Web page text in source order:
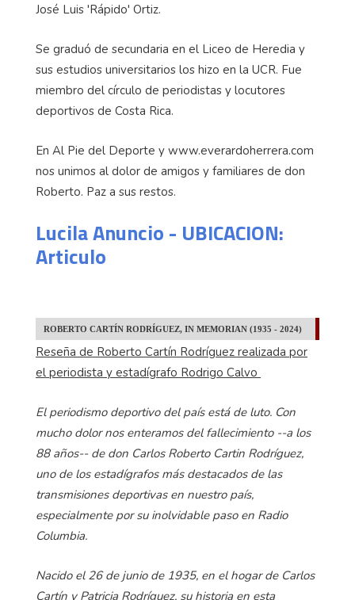
José Luis 'Rápido' Ortiz.
Se graduó de secundaria en el Liceo de Heredia y
sus estudios universitarios los hizo en la UCR. Fue
miembro del círculo de periodistas y locutores
deportivos de Costa Rica.
En Al Pie del Deporte y www.everardoherrera.com
nos unimos al dolor de amigos y familiares de don
Roberto. Paz a sus restos.
Lucila Anuncio - UBICACION:
Articulo
ROBERTO CARTÍN RODRÍGUEZ, IN MEMORIAN (1935 - 2024)
Reseña de Roberto Cartín Rodríguez realizada por
el periodista y estadígrafo Rodrigo Calvo
El periodismo deportivo del país está de luto. Con
mucho dolor nos enteramos del fallecimiento --a los
88 años-- de don Carlos Roberto Cartin Rodríguez,
uno de los estadígrafos más destacados de las
transmisiones deportivas en nuestro país,
especialmente por su inolvidable paso en Radio
Columbia.
Nacido el 26 de junio de 1935, en el hogar de Carlos
Cartín y Patricia Rodríguez, su historia en esta